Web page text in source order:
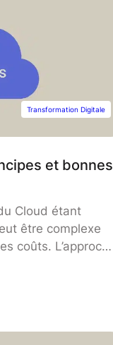
se
red […]
Transformation Digitale
et bonnes
Cloud étant
être complexe
coûts. L’approche
liées à la gestion
DevOps